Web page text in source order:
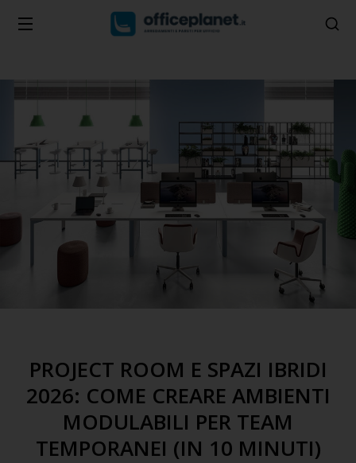
PROJECT ROOM E SPAZI IBRIDI
2026: COME CREARE AMBIENTI
MODULABILI PER TEAM
TEMPORANEI (IN 10 MINUTI)